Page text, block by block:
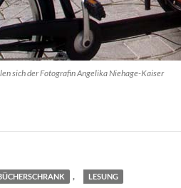
sich der Fotografin Angelika Niehage-Kaiser
, LESUNG